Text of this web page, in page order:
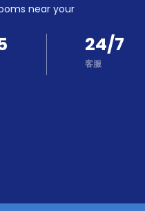
near your
24/7
客服